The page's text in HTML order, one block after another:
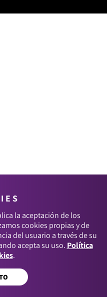
la aceptación de los
cookies propias y de
del usuario a través de su
acepta su uso. Política
.